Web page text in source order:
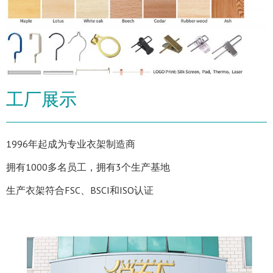
工厂展示
1996年起成为专业衣架制造商
拥有1000多名员工，拥有3个生产基地
生产衣架符合FSC、BSCI和ISO认证